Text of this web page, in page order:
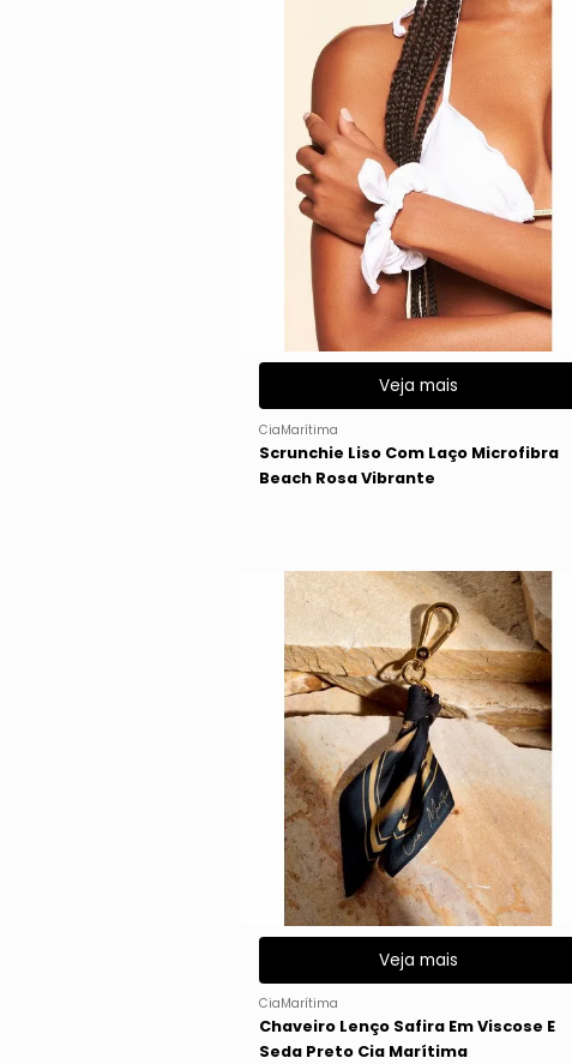
Veja mais
CiaMarítima
Scrunchie Liso Com Laço Microfibra
Beach Rosa Vibrante
Veja mais
CiaMarítima
Chaveiro Lenço Safira Em Viscose E
Seda Preto Cia Marítima